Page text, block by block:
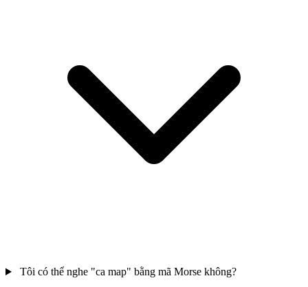
Tôi có thể nghe "ca map" bằng mã Morse không?